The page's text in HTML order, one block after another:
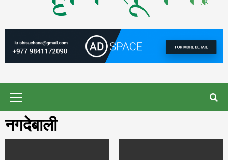
कृषि सूचना
KRISHISUCHANA
नगदेबाली